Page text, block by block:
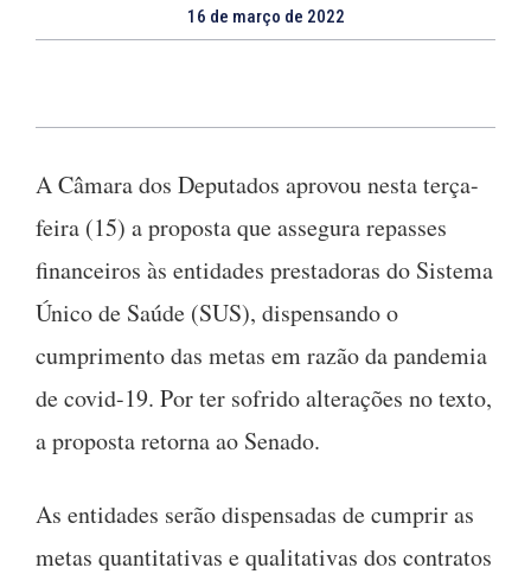
16 de março de 2022
A Câmara dos Deputados aprovou nesta terça-
feira (15) a proposta que assegura repasses
financeiros às entidades prestadoras do Sistema
Único de Saúde (SUS), dispensando o
cumprimento das metas em razão da pandemia
de covid-19. Por ter sofrido alterações no texto,
a proposta retorna ao Senado.
As entidades serão dispensadas de cumprir as
metas quantitativas e qualitativas dos contratos